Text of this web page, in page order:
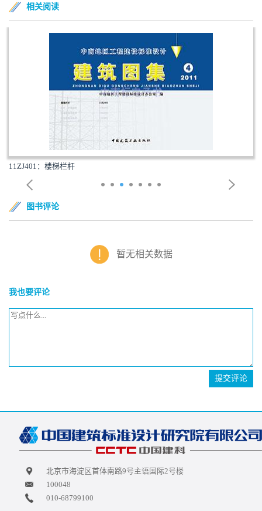
相关阅读
11ZJ401：楼梯栏杆
图书评论
暂无相关数据
我也要评论
提交评论
北京市海淀区首体南路9号主语国际2号楼
100048
010-68799100